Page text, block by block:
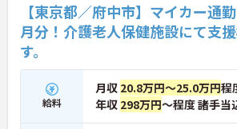
【東京都／府中市】マイカー通
月分！介護老人保健施設にて支
す。
給料
月収 20.8万円～25.0万円程
年収 298万円～程度 諸手当